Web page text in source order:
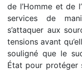
de l’Homme et de
services de
s’attaquer aux
tensions avant
souligné que le
État pour protéger